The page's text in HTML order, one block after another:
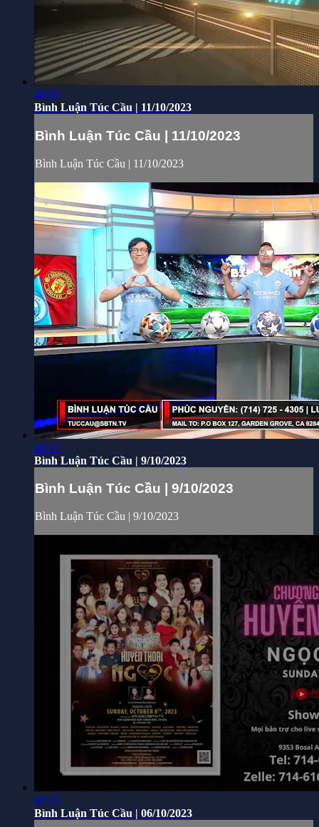
48:00
Bình Luận Túc Cầu | 11/10/2023
Bình Luận Túc Cầu | 11/10/2023
Bình Luận Túc Cầu | 11/10/2023
48:17
Bình Luận Túc Cầu | 9/10/2023
Bình Luận Túc Cầu | 9/10/2023
Bình Luận Túc Cầu | 9/10/2023
49:15
Bình Luận Túc Cầu | 06/10/2023